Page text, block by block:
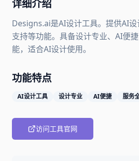
详细介绍
Designs.ai是AI设计工具。提供AI
支持等功能。具备设计专业、AI便
能，适合AI设计使用。
功能特点
AI设计工具 设计专业 AI便捷 服务
访问工具官网